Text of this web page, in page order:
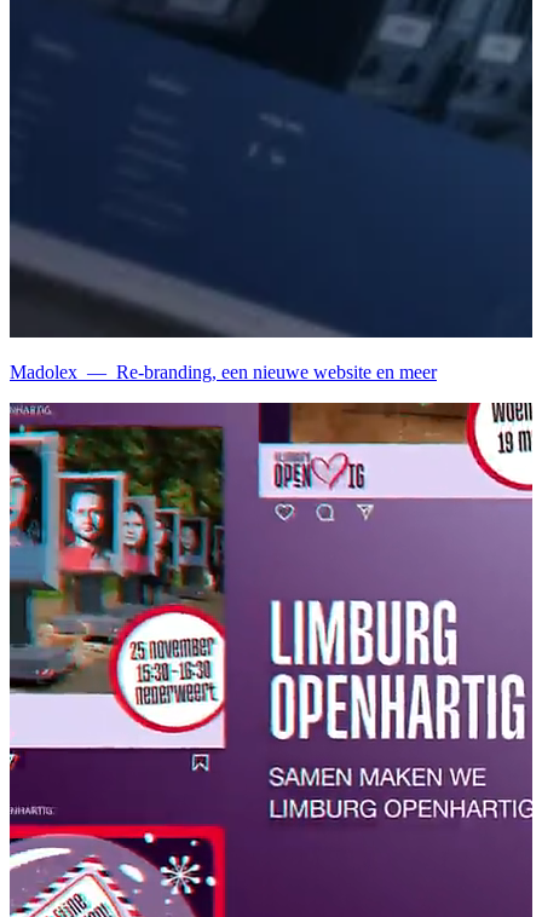
Madolex — Re-branding, een nieuwe website en meer